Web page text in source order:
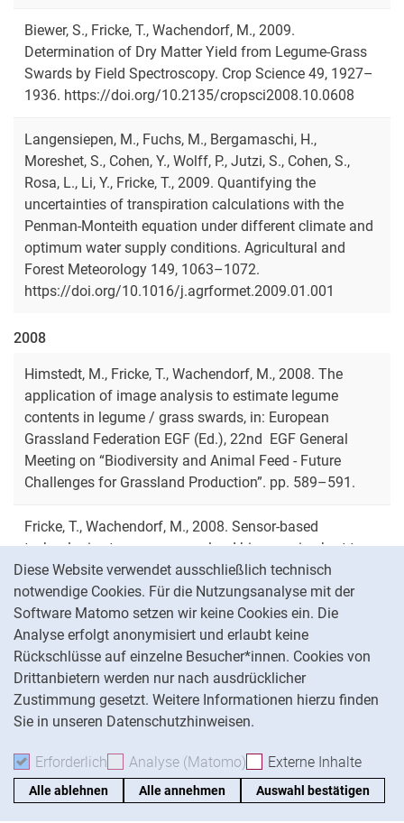
Diese Website verwendet ausschließlich technisch
notwendige Cookies. Für die Nutzungsanalyse mit der
Software Matomo setzen wir keine Cookies ein. Die
Analyse erfolgt anonymisiert und erlaubt keine
Rückschlüsse auf einzelne Besucher*innen. Cookies von
Drittanbietern werden nur nach ausdrücklicher
Zustimmung gesetzt. Weitere Informationen hierzu finden
Sie in unseren Datenschutzhinweisen.
Erforderlich Erforderliche Cookies akzeptieren
Analyse (Matomo) Analyse-Cookies
Externe Inhalte
Alle ablehnen Alle annehmen Auswahl bestätigen
Biewer, S., Fricke, T., Wachendorf, M., 2009.
Determination of Dry Matter Yield from Legume-Grass
Swards by Field Spectroscopy. Crop Science 49, 1927–
1936. https://doi.org/10.2135/cropsci2008.10.0608
Langensiepen, M., Fuchs, M., Bergamaschi, H.,
Moreshet, S., Cohen, Y., Wolff, P., Jutzi, S., Cohen, S.,
Rosa, L., Li, Y., Fricke, T., 2009. Quantifying the
uncertainties of transpiration calculations with the
Penman-Monteith equation under different climate and
optimum water supply conditions. Agricultural and
Forest Meteorology 149, 1063–1072.
https://doi.org/10.1016/j.agrformet.2009.01.001
2008
Himstedt, M., Fricke, T., Wachendorf, M., 2008. The
application of image analysis to estimate legume
contents in legume / grass swards, in: European
Grassland Federation EGF (Ed.), 22nd EGF General
Meeting on “Biodiversity and Animal Feed - Future
Challenges for Grassland Production”. pp. 589–591.
Fricke, T., Wachendorf, M., 2008. Sensor-based
technologies to assess grassland biomass in short term
leys, in: European Grassland Federation EGF (Ed.),
22nd EGF General Meeting on “Biodiversity and Animal
Feed - Future Challenges for Grassland Production”. pp.
191–193.
Biewer, S., Fricke, T., Wachendorf, M., 2008. Analysis of
hyperspectral data to estimate dry matter yield of
legume-grass swards, in: European Grassland
“Biodiversity and Animal Feed - Future Challenges for
Grassland Production”. pp. 568–570.